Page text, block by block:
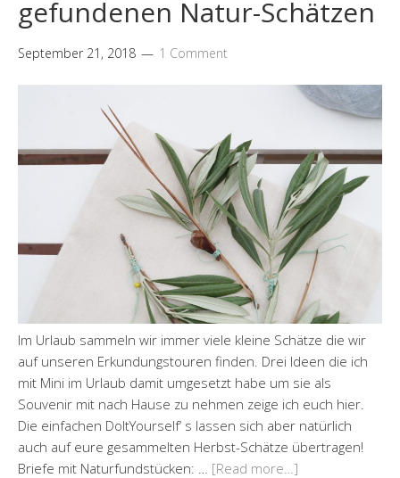
gefundenen Natur-Schätzen
September 21, 2018 1 Comment
Im Urlaub sammeln wir immer viele kleine Schätze die wir
auf unseren Erkundungstouren finden. Drei Ideen die ich
mit Mini im Urlaub damit umgesetzt habe um sie als
Souvenir mit nach Hause zu nehmen zeige ich euch hier.
Die einfachen DoItYourself‘ s lassen sich aber natürlich
auch auf eure gesammelten Herbst-Schätze übertragen!
Briefe mit Naturfundstücken: … [Read more…]